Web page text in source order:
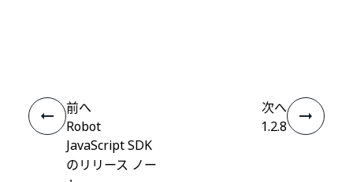
前へ
Robot
JavaScript SDK
のリリース ノー
次へ
1.2.8